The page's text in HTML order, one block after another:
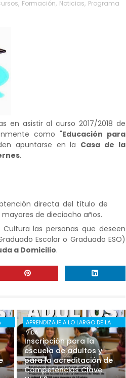
, Formación, Noticias, Programa
en asistir al curso 2017/2018 de
como "Educación para
apuntarse en la Casa de la
.
directa del título de
de dieciocho años.
las personas que deseen
Escolar o Graduado ESO)
a Domicilio.
APRENDIZAJE A LO LARGO DE LA
VIDA
Inscripción para la
escuela de adultos y
para la acreditación de
Competencias Clave